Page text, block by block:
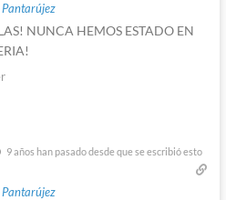
Pantarújez
NUNCA HEMOS ESTADO EN
9 años han pasado desde que se escribió esto
Pantarújez